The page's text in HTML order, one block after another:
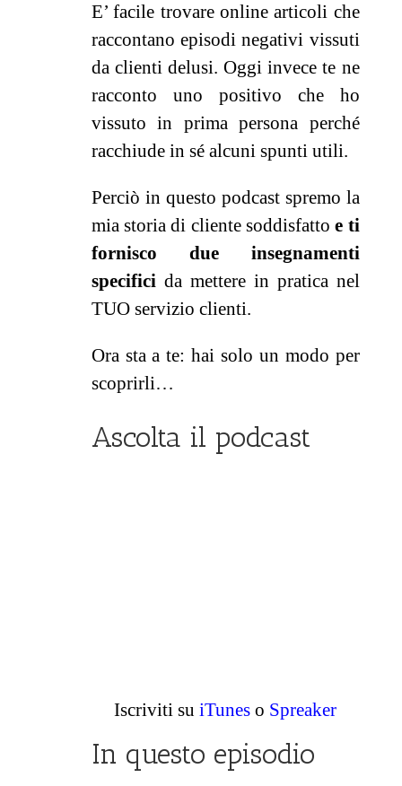
E’ facile trovare online articoli che
raccontano episodi negativi vissuti
da clienti delusi. Oggi invece te ne
racconto uno positivo che ho
vissuto in prima persona perché
racchiude in sé alcuni spunti utili.
Perciò in questo podcast spremo la
mia storia di cliente soddisfattoe ti
fornisco due insegnamenti
specificida mettere in pratica nel
TUO servizio clienti.
Ora sta a te: hai solo un modo per
scoprirli…
Ascolta il podcast
Iscriviti su iTunes o Spreaker
In questo episodio